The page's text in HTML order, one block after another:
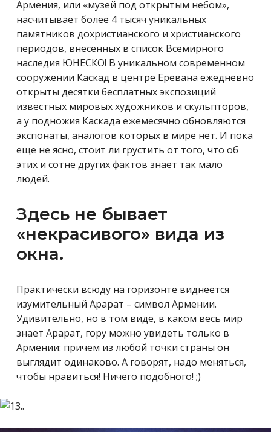
Армения, или «музей под открытым небом»,
насчитывает более 4 тысяч уникальных
памятников дохристианского и христианского
периодов, внесенных в список Всемирного
наследия ЮНЕСКО! В уникальном современном
сооружении Каскад в центре Еревана ежедневно
открыты десятки бесплатных экспозиций
известных мировых художников и скульпторов,
а у подножия Каскада ежемесячно обновляются
экспонаты, аналогов которых в мире нет. И пока
еще не ясно, стоит ли грустить от того, что об
этих и сотне других фактов знает так мало
людей.
Здесь не бывает
«некрасивого» вида из
окна.
Практически всюду на горизонте виднеется
изумительный Арарат – символ Армении.
Удивительно, но в том виде, в каком весь мир
знает Арарат, гору можно увидеть только в
Армении: причем из любой точки страны он
выглядит одинаково. А говорят, надо меняться,
чтобы нравиться! Ничего подобного! ;)